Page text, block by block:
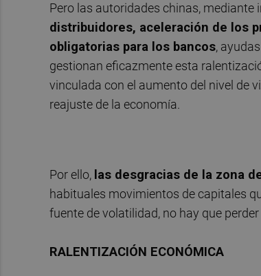
Pero las autoridades chinas, mediante
distribuidores, aceleración de los
obligatorias para los bancos,
gestionan eficazmente esta
vinculada con el aumento del nivel de
reajuste de la economía.
Por ello, las desgracias de la zona
habituales movimientos de capitales
fuente de volatilidad, no hay que
RALENTIZACIÓN ECONÓMICA